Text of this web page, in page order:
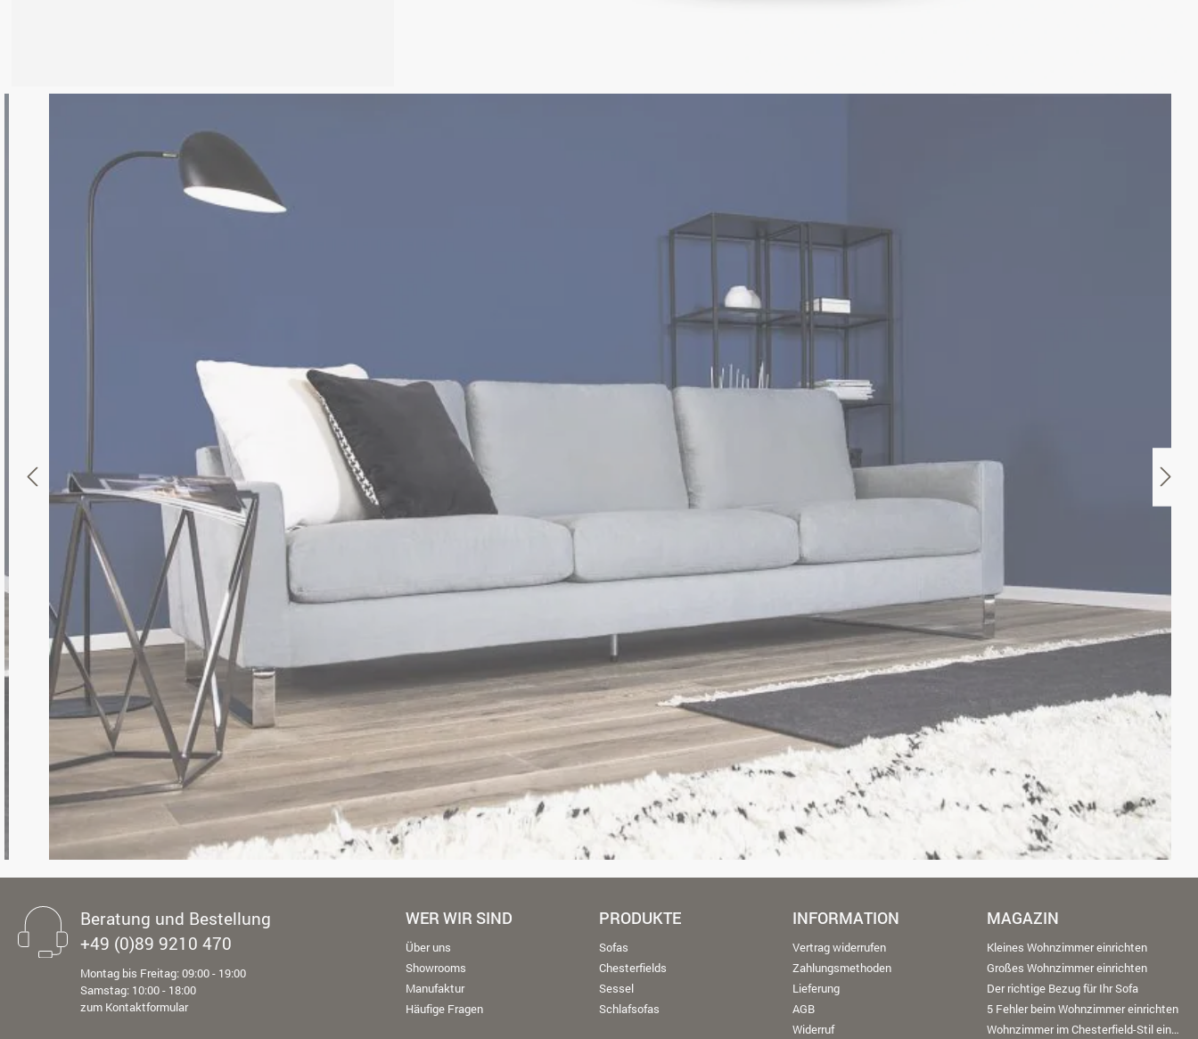
Beratung und Bestellung
+49 (0)89 9210 470
Montag bis Freitag: 09:00 - 19:00
Samstag: 10:00 - 18:00
zum Kontaktformular
WER WIR SIND
Über uns
Showrooms
Manufaktur
Häufige Fragen
PRODUKTE
Sofas
Chesterfields
Sessel
Schlafsofas
INFORMATION
Vertrag widerrufen
Zahlungsmethoden
Lieferung
AGB
Widerruf
MAGAZIN
Kleines Wohnzimmer einrichten
Großes Wohnzimmer einrichten
Der richtige Bezug für Ihr Sofa
5 Fehler beim Wohnzimmer einrichten
Wohnzimmer im Chesterfield-Stil einrichten